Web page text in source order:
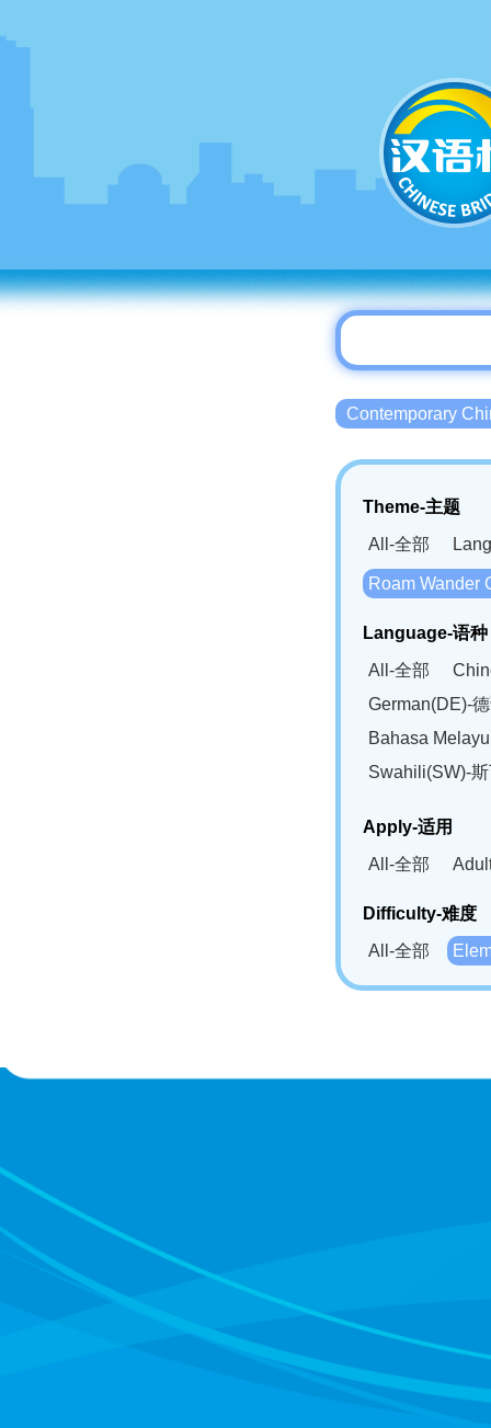
Contemporary
Theme-主题
All-全部
Roam Wander
Language-语种
All-全部
German(DE)-
Bahasa
Swahili(SW)-
Apply-适用
All-全部
Difficulty-难度
All-全部